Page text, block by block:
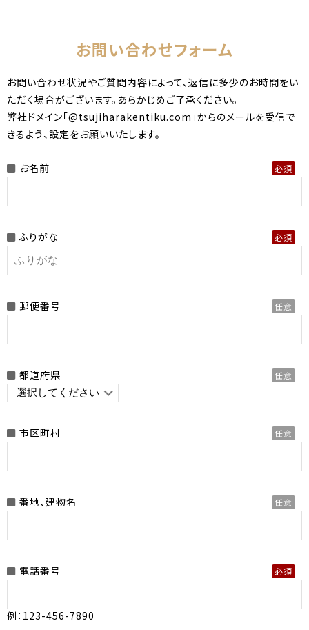
お問い合わせフォーム
お問い合わせ状況やご質問内容によって、返信に多少のお時間をい
ただく場合がございます。あらかじめご了承ください。
弊社ドメイン「@tsujiharakentiku.com」からのメールを受信で
きるよう、設定をお願いいたします。
必須
お名前
必須
ふりがな
任意
郵便番号
任意
都道府県
任意
市区町村
任意
番地、建物名
必須
電話番号
例：123-456-7890